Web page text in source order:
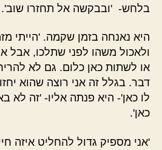
בלחש- 'ובבקשה אל תחזרו שוב'.
היא נאנחה בזמן שקמה. 'הייתי
ולאכול משהו לפני שתלכו, אבל
או לשתות כאן כלום. גם לא
דבר. בגלל זה אני רוצה שהוא
לו כאן'- היא פנתה אליו- 'זה לא
כאן'.
'אני מספיק גדול להחליט איזה